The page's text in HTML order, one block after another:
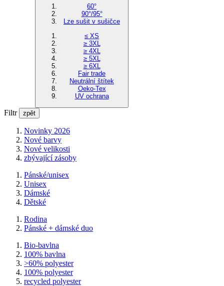
60°
90°/95°
Lze sušit v sušičce
≤ XS
≥ 3XL
≥ 4XL
≥ 5XL
≥ 6XL
Fair trade
Neutrální štítek
Oeko-Tex
UV ochrana
Filtr zpět
Novinky 2026
Nové barvy
Nové velikosti
zbývající zásoby
Pánské/unisex
Unisex
Dámské
Dětské
Rodina
Pánské + dámské duo
Bio-bavlna
100% bavlna
>60% polyester
100% polyester
recycled polyester